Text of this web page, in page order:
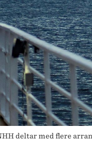
deltar med flere